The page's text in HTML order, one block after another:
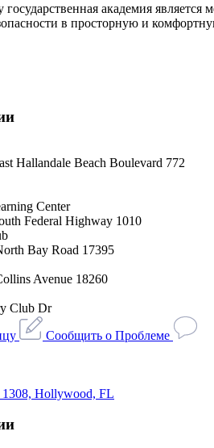
государственная академия
в просторную и
Hallandale Beach Boulevard 772
Center
Federal Highway 1010
Bay Road 17395
Avenue 18260
Club Dr
Сообщить о Проблеме
1308, Hollywood, FL